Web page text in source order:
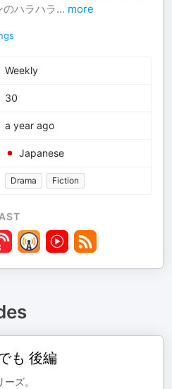
ハラハラ... more
Weekly
30
a year ago
Japanese
Drama Fiction
も 後編
ズ。